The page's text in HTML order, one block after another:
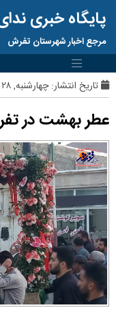
پایگاه خبری
مرجع اخبار شهرستان تفرش
تاریخ انتشار:چهارشنبه, ۲۸ آبان ۱۴۰۴ ساعت:12:26
عطر بهشت در